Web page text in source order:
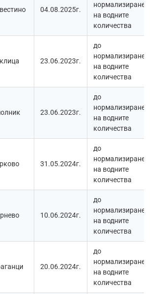
04.08.2025г.
нормализиране
на водните
количества
23.06.2023г.
до
нормализиране
на водните
количества
23.06.2023г.
до
нормализиране
на водните
количества
31.05.2024г.
до
нормализиране
на водните
количества
10.06.2024г.
до
нормализиране
на водните
количества
20.06.2024г.
до
нормализиране
на водните
количества